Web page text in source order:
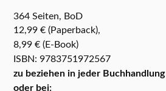
364 Seiten, BoD
12,99 € (Paperback),
8,99 € (E-Book)
ISBN: 9783751972567
zu beziehen in jeder Buchhandlung
oder bei: